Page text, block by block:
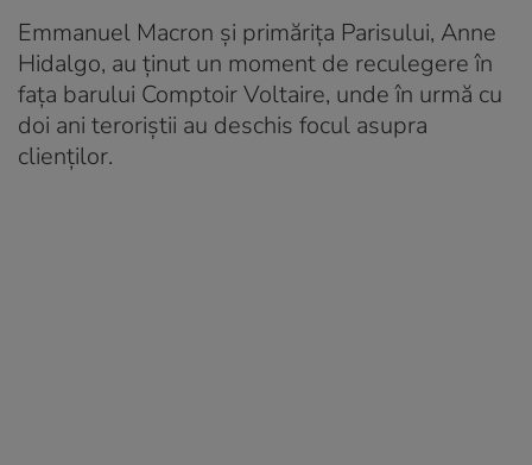
Emmanuel Macron și primărița Parisului, Anne
Hidalgo, au ținut un moment de reculegere în
fața barului Comptoir Voltaire, unde în urmă cu
doi ani teroriștii au deschis focul asupra
clienților.